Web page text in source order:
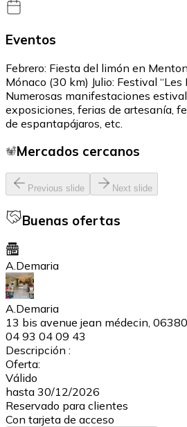
Eventos
Febrero: Fiesta del limón en
Mónaco (30 km) Julio: Festival “Les
Numerosas manifestaciones
exposiciones, ferias de artesanía,
de espantapájaros, etc.
Mercados cercanos
Previous slide Next slide
Buenas ofertas
A.Demaria
A.Demaria
13 bis avenue jean médecin,
04 93 04 09 43
Descripción :
Oferta:
Válido
hasta 30/12/2026
Reservado para clientes
Con tarjeta de acceso